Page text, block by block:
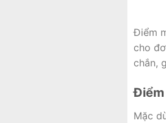
Điểm
cho
chắn,
Điểm
Mặc